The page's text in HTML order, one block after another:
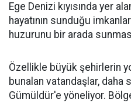
Ege Denizi kıyısında yer
hayatının sunduğu
huzurunu bir arada
Özellikle büyük şehirlerin
bunalan vatandaşlar, daha
Gümüldür'e yöneliyor.